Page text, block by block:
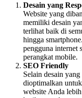
Desain yang
Website yang
memiliki desain
terlihat baik di
hingga
pengguna internet
perangkat mobile.
SEO Friendly
Selain desain
dioptimalkan
website Anda